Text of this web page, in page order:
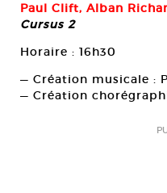
Paul Clift, Alban
Cursus 2
Horaire : 16h30
— Création musicale :
— Création